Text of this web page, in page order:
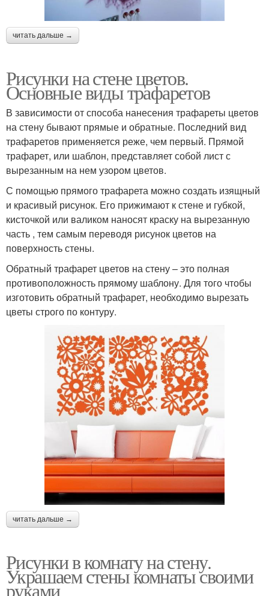
читать дальше →
Рисунки на стене цветов.
Основные виды трафаретов
В зависимости от способа нанесения трафареты цветов
на стену бывают прямые и обратные. Последний вид
трафаретов применяется реже, чем первый. Прямой
трафарет, или шаблон, представляет собой лист с
вырезанным на нем узором цветов.
С помощью прямого трафарета можно создать изящный
и красивый рисунок. Его прижимают к стене и губкой,
кисточкой или валиком наносят краску на вырезанную
часть , тем самым переводя рисунок цветов на
поверхность стены.
Обратный трафарет цветов на стену – это полная
противоположность прямому шаблону. Для того чтобы
изготовить обратный трафарет, необходимо вырезать
цветы строго по контуру.
читать дальше →
Рисунки в комнату на стену.
Украшаем стены комнаты своими
руками